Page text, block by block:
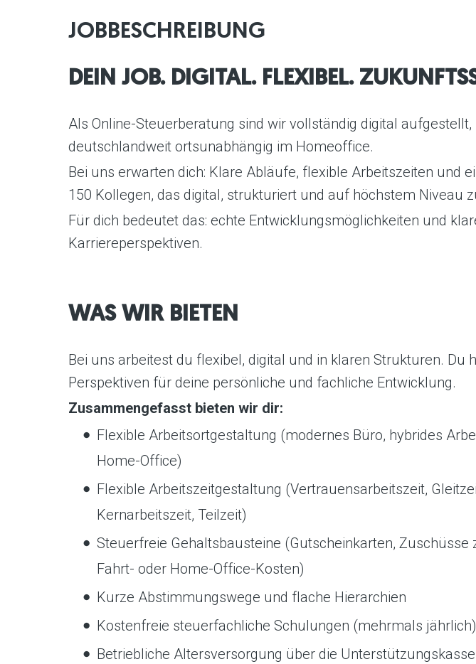
JOBBESCHREIBUNG
DEIN JOB. DIGITAL. FLEXIBEL.
Als Online-Steuerberatung sind wir vollständig digital
deutschlandweit ortsunabhängig im Homeoffice.
Bei uns erwarten dich: Klare Abläufe, flexible Arbeitszeiten und
150 Kollegen, das digital, strukturiert und auf höchstem Niveau
Für dich bedeutet das: echte Entwicklungsmöglichkeiten und
Karriereperspektiven.
WAS WIR BIETEN
Bei uns arbeitest du flexibel, digital und in klaren Strukturen. Du
Perspektiven für deine persönliche und fachliche Entwicklung.
Zusammengefasst bieten wir dir:
Flexible Arbeitsortgestaltung (modernes Büro, hybrides
Home-Office)
Flexible Arbeitszeitgestaltung (Vertrauensarbeitszeit,
Kernarbeitszeit, Teilzeit)
Steuerfreie Gehaltsbausteine (Gutscheinkarten, Zuschüsse
Fahrt- oder Home-Office-Kosten)
Kurze Abstimmungswege und flache Hierarchien
Kostenfreie steuerfachliche Schulungen (mehrmals jährlich)
Betriebliche Altersversorgung über die